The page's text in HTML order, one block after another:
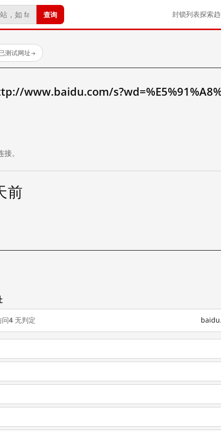
查询 封锁列表探索
测试网址→
www.baidu.com/
。
前
4 无判定